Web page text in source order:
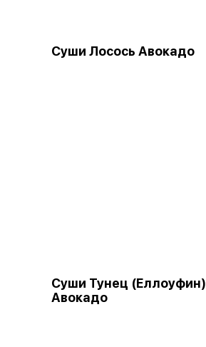
Суши Лосось Авокадо
Суши Тунец (Еллоуфин)
Авокадо